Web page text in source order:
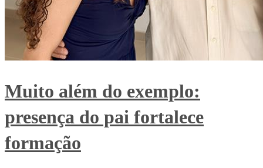
Muito além do exemplo:
presença do pai fortalece
formação